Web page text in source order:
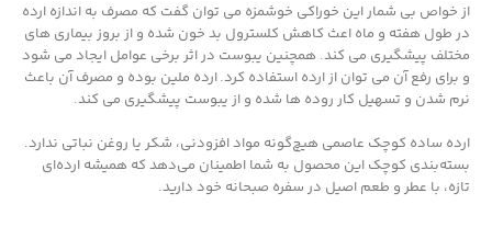
از خواص بی شمار این خوراکی خوشمزه می توان گفت که مصرف به اندازه ارده
در طول هفته و ماه اعث کاهش کلسترول بد خون شده و از بروز بیماری های
مختلف پیشگیری می کند. همچنین یبوست در اثر برخی عوامل ایجاد می شود
و برای رفع آن می توان از ارده استفاده کرد. ارده ملین بوده و مصرف آن باعث
نرم شدن و تسهیل کار روده ها شده و از یبوست پیشگیری می کند.
ارده ساده کوچک عاصمی هیچ‌گونه مواد افزودنی، شکر یا روغن نباتی ندارد.
بسته‌بندی کوچک این محصول به شما اطمینان می‌دهد که همیشه ارده‌ای
تازه، با عطر و طعم اصیل در سفره صبحانه خود دارید.